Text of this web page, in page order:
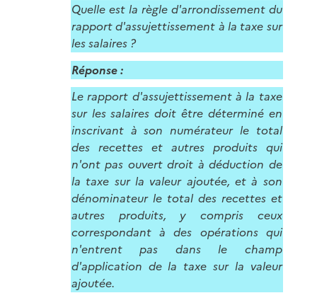
Quelle est la règle d'arrondissement du
rapport d'assujettissement à la taxe sur
les salaires ?
Réponse :
Le rapport d'assujettissement à la taxe
sur les salaires doit être déterminé en
inscrivant à son numérateur le total
des recettes et autres produits qui
n'ont pas ouvert droit à déduction de
la taxe sur la valeur ajoutée, et à son
dénominateur le total des recettes et
autres produits, y compris ceux
correspondant à des opérations qui
n'entrent pas dans le champ
d'application de la taxe sur la valeur
ajoutée.